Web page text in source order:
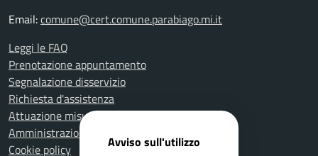
Email:comune@cert.comune.parabiago.mi.it
Leggi le FAQ
Prenotazione appuntamento
Segnalazione disservizio
Richiesta d'assistenza
Attuazione misure PNRR
Amministrazione trasparente
Cookie policy
Avviso sull'utilizzo